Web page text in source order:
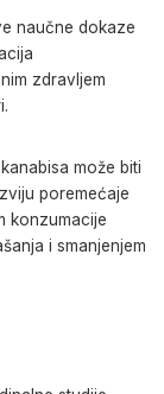
naučne dokaze
zdravljem
može biti
poremećaje
konzumacije
i smanjenjem